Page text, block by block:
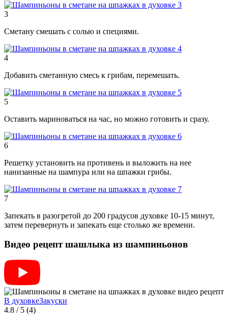
3
Сметану смешать с солью и специями.
4
Добавить сметанную смесь к грибам, перемешать.
5
Оставить мариноваться на час, но можно готовить и сразу.
6
Решетку установить на противень и выложить на нее
нанизанные на шампура или на шпажки грибы.
7
Запекать в разогретой до 200 градусов духовке 10-15 минут,
затем перевернуть и запекать еще столько же времени.
Видео рецепт шашлыка из шампиньонов
В духовкеЗакуски
4.8 / 5 (4)